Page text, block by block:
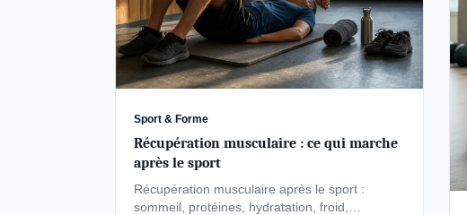
Sport & Forme
Récupération musculaire : ce qui marche
après le sport
Récupération musculaire après le sport :
sommeil, protéines, hydratation, froid,